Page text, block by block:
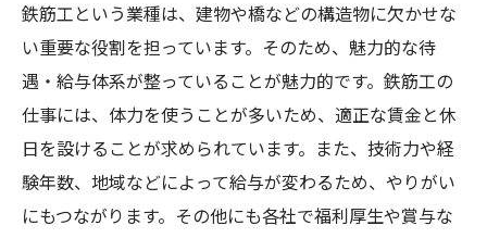
鉄筋工という業種は、建物や橋などの構造物に欠かせな
い重要な役割を担っています。そのため、魅力的な待
遇・給与体系が整っていることが魅力的です。鉄筋工の
仕事には、体力を使うことが多いため、適正な賃金と休
日を設けることが求められています。また、技術力や経
験年数、地域などによって給与が変わるため、やりがい
にもつながります。その他にも各社で福利厚生や賞与な